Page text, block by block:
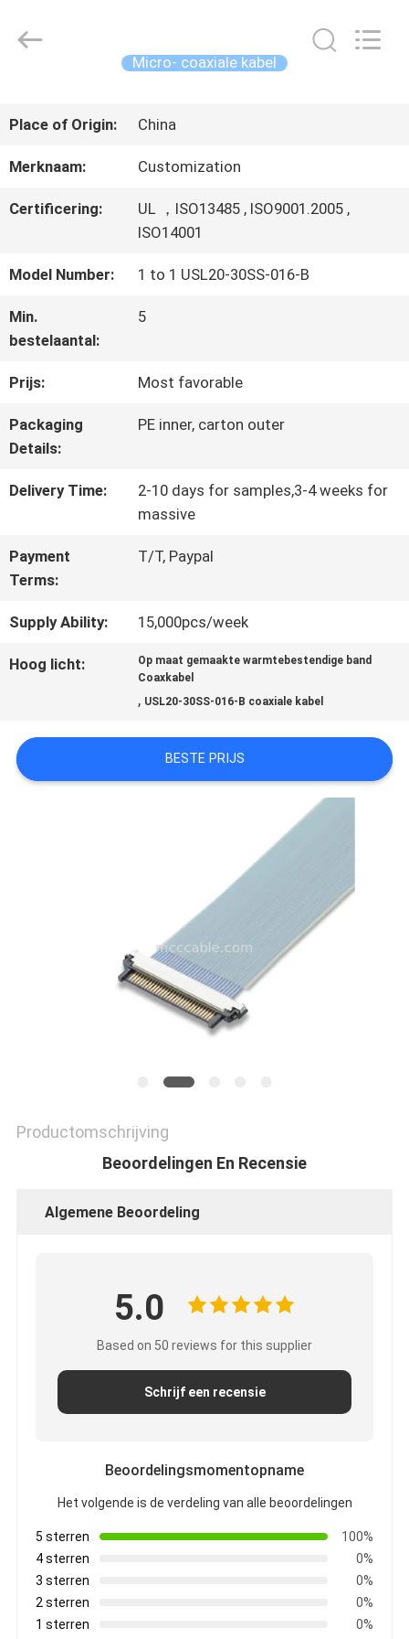
PRODUCTEN
OVER
ONS
FABRIEKSTOUR
KWALITEITSCONTROLE
NEEM
CONTACT
MET
ONS
NIEUWS
PRIVACYBELEID
Media
Rights
Micro- coaxiale kabel
Place of Origin: China
Merknaam: Customization
Certificering:
UL ，ISO13485 , ISO9001.2005 ,
ISO14001
Model Number: 1 to 1 USL20-30SS-016-B
Min.
bestelaantal:
5
Prijs: Most favorable
Packaging
Details:
PE inner, carton outer
Delivery Time:
2-10 days for samples,3-4 weeks for
massive
Payment
Terms:
T/T, Paypal
Supply Ability: 15,000pcs/week
Hoog licht:
Op maat gemaakte warmtebestendige band
Coaxkabel
, USL20-30SS-016-B coaxiale kabel
BESTE PRIJS
Productomschrijving
Beoordelingen En Recensie
Algemene Beoordeling
5.0
Based on 50 reviews for this supplier
Schrijf een recensie
Beoordelingsmomentopname
Het volgende is de verdeling van alle beoordelingen
5 sterren
100%
4 sterren
0%
3 sterren
0%
2 sterren
0%
1 sterren
0%